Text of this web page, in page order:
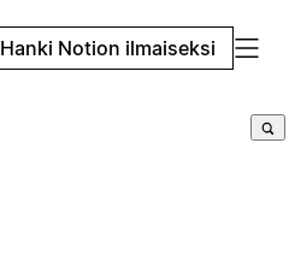
Hanki Notion ilmaiseksi